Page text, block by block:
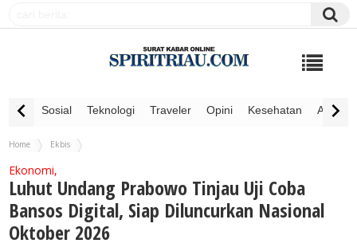
Sosial Teknologi Traveler Opini Kesehatan
Home
Ekbis
Oktober 2026
Ekonomi,
Luhut Undang Prabowo Tinjau Uji Coba
Bansos Digital, Siap Diluncurkan Nasional
Oktober 2026